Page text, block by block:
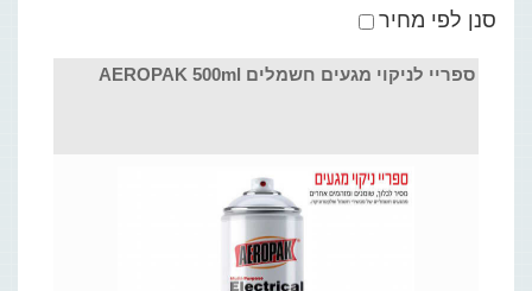
סנן לפי מחיר
ספריי לניקוי מגעים חשמלים AEROPAK 500ml